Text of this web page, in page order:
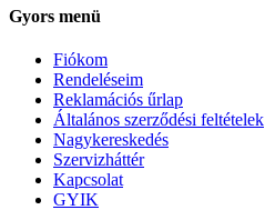
Gyors menü
Fiókom
Rendeléseim
Reklamációs űrlap
Általános szerződési feltételek
Nagykereskedés
Szervizháttér
Kapcsolat
GYIK